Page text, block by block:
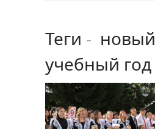
Теги - новый
учебный год